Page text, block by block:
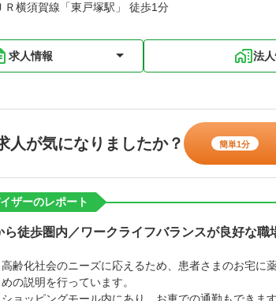
ＪＲ横須賀線「東戸塚駅」 徒歩1分
求人情報 法
人が気になりましたか？ 簡単1分
ザーのレポート
ら徒歩圏内／ワークライフバランスが良好な
高齢化社会のニーズに応えるため、患者さまのお宅に
めの説明を行っています。